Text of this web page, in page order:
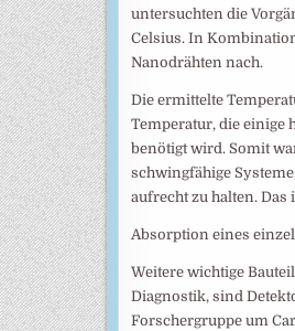
untersuchten die
Celsius. In
Nanodrähten nach.
Die ermittelte
Temperatur, die einige
benötigt wird. Somit
schwingfähige
aufrecht zu halten.
Absorption eines
Weitere wichtige
Diagnostik, sind
Forschergruppe um